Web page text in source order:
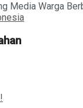
Media Warga